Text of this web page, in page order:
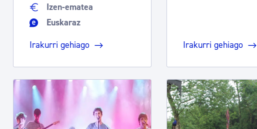
Izen-ematea
Euskaraz
Irakurri gehiago
Irakurri gehiago